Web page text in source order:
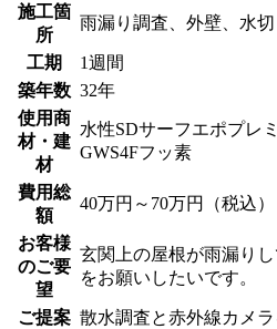
施工箇
所
雨漏り調査、外壁、水
工期
1週間
築年数 32年
使用商
材・建
材
水性SDサーフエポプレ
GWS4Fフッ素
費用総
額
40万円～70万円（税込）
お客様
のご要
望
玄関上の屋根が雨漏り
をお願いしたいです。
ご提案 散水調査と赤外線カメ